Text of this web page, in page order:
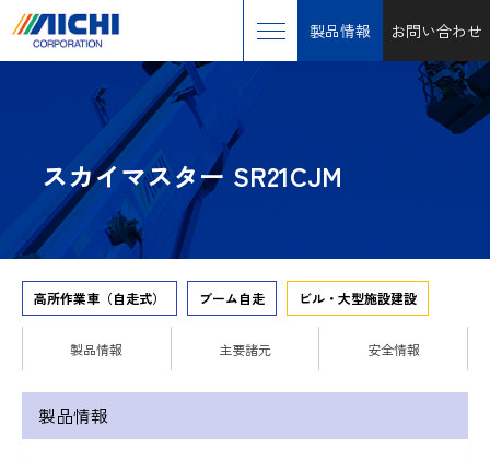
製品情報 お問い合わせ
スカイマスター SR21CJM
高所作業車（自走式） ブーム自走 ビル・大型施設建設
製品情報 主要諸元 安全情報
製品情報